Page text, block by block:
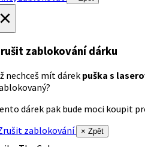
zablokování dárku
nechceš mít dárek puška s
dárek pak bude moci koupit
zablokování
× Zpět